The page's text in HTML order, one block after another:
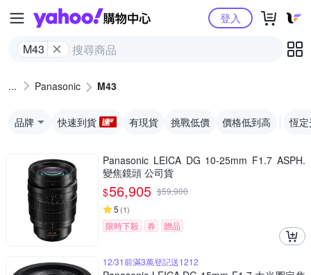
Yahoo購物中心
M43
登入
Panasonic M43
品牌 快速到貨 有現貨 挑戰低價 價格低到高 恆
Panasonic LEICA DG 10-25mm F1.7 ASPH.
變焦鏡頭 公司貨
$56,905 $59,900
5 (1)
限時下殺 券 贈品
12/31前滿3萬登記送1212